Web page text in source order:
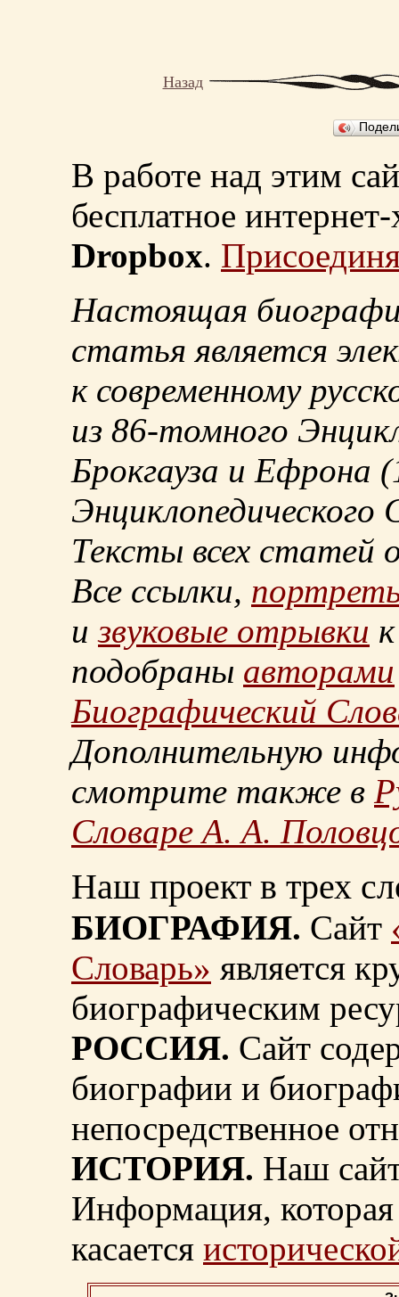
Назад
В работе над этим
бесплатное
Dropbox.
Настоящая
статья является
к современному
из 86-томного
Брокгауза и Ефрона
Энциклопедического
Тексты всех статей
Все ссылки,
извуковые отрывки
подобраны авторами
Биографический
Дополнительную
смотрите также в
Словаре А. А.
Наш проект в трех
БИОГРАФИЯ. Сайт
Словарь» является
биографическим
РОССИЯ. Сайт
биографии и
непосредственное
ИСТОРИЯ. Наш
Информация, которая
касается